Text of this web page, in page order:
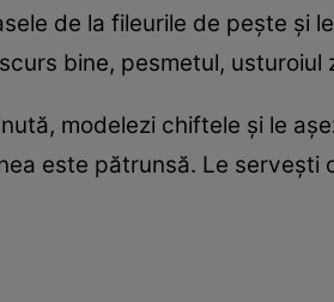
de la fileurile de pește
bine, pesmetul,
modelezi chiftele și le
este pătrunsă. Le servești